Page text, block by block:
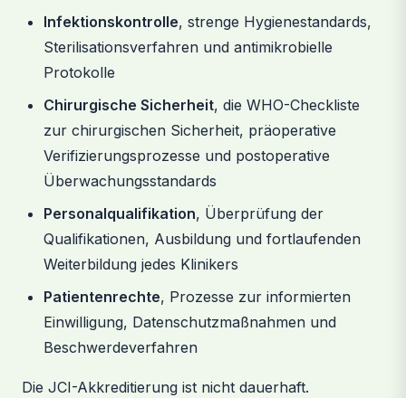
Infektionskontrolle, strenge Hygienestandards,
Sterilisationsverfahren und antimikrobielle
Protokolle
Chirurgische Sicherheit, die WHO-Checkliste
zur chirurgischen Sicherheit, präoperative
Verifizierungsprozesse und postoperative
Überwachungsstandards
Personalqualifikation, Überprüfung der
Qualifikationen, Ausbildung und fortlaufenden
Weiterbildung jedes Klinikers
Patientenrechte, Prozesse zur informierten
Einwilligung, Datenschutzmaßnahmen und
Beschwerdeverfahren
Die JCI-Akkreditierung ist nicht dauerhaft.